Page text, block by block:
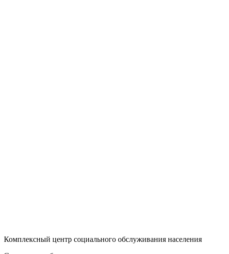
Комплексный центр социального обслуживания населения